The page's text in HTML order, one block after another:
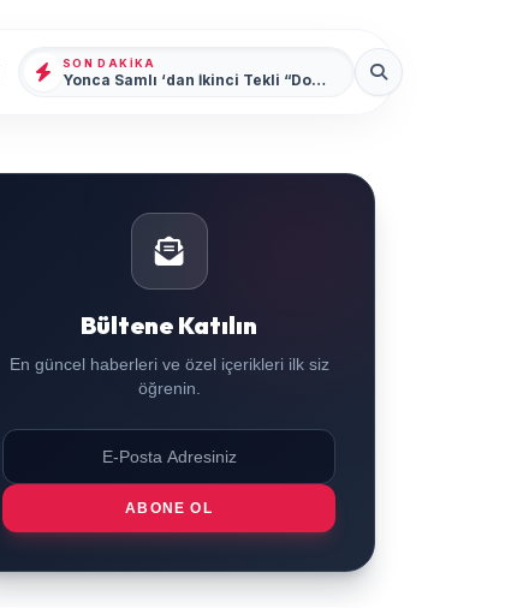
SON DAKIKA
Yonca Samlı ‘dan İkinci Tekli “Donacaksın Sevgilim “ yayımlandı
Bültene Katılın
En güncel haberleri ve özel içerikleri ilk siz
öğrenin.
ABONE OL